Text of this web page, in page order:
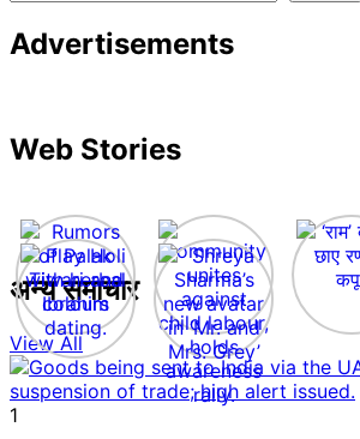
Advertisements
Web Stories
अन्य समाचार
View All
1